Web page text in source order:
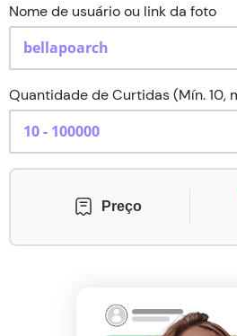
Nome de usuário ou link da foto
Quantidade de Curtidas (Mín. 10,
Preço